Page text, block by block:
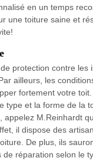
en un temps
une toiture saine et
protection contre les
ailleurs, les
fortement votre
type et la forme de la
appelez M.Reinhardt
il dispose des
De plus, ils
de réparation selon le